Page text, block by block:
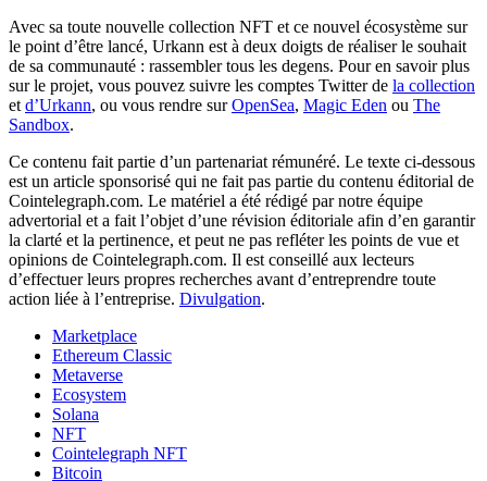
Avec sa toute nouvelle collection NFT et ce nouvel écosystème sur
le point d’être lancé, Urkann est à deux doigts de réaliser le souhait
de sa communauté : rassembler tous les degens. Pour en savoir plus
sur le projet, vous pouvez suivre les comptes Twitter de la collection
et d’Urkann, ou vous rendre surOpenSea, Magic Eden ou The
Sandbox.
Ce contenu fait partie d’un partenariat rémunéré. Le texte ci-dessous
est un article sponsorisé qui ne fait pas partie du contenu éditorial de
Cointelegraph.com. Le matériel a été rédigé par notre équipe
advertorial et a fait l’objet d’une révision éditoriale afin d’en garantir
la clarté et la pertinence, et peut ne pas refléter les points de vue et
opinions de Cointelegraph.com. Il est conseillé aux lecteurs
d’effectuer leurs propres recherches avant d’entreprendre toute
action liée à l’entreprise. Divulgation.
Marketplace
Ethereum Classic
Metaverse
Ecosystem
Solana
NFT
Cointelegraph NFT
Bitcoin